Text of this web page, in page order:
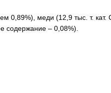
0,89%), меди (12,9 тыс. т. кат.
содержание – 0,08%).